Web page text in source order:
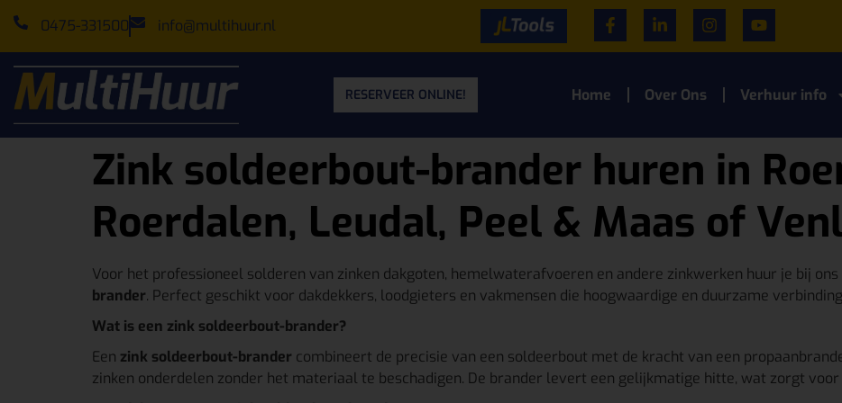
0475-331500 info@multihuur.nl
RESERVEER ONLINE! Home Over Ons Verhuur info
Zink soldeerbout-brander huren in
Roerdalen, Leudal, Peel & Maas of
Voor het professioneel solderen van zinken dakgoten, hemelwaterafvoeren en andere zinkwerken huur je bij
brander. Perfect geschikt voor dakdekkers, loodgieters en vakmensen die hoogwaardige en duurzame
Wat is een zink soldeerbout-brander?
Een zink soldeerbout-brander combineert de precisie van een soldeerbout met de kracht van een
zinken onderdelen zonder het materiaal te beschadigen. De brander levert een gelijkmatige hitte, wat zorgt